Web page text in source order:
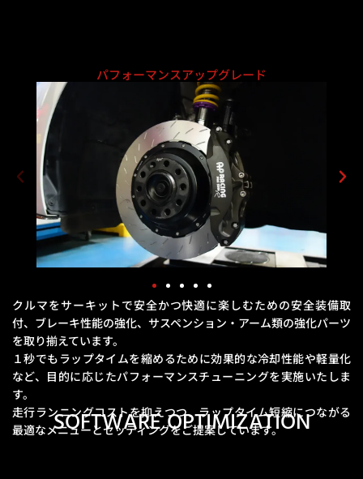
パフォーマンスアップグレード
クルマをサーキットで安全かつ快適に楽しむための安全装備取
付、ブレーキ性能の強化、 サスペンション・アーム類の強化パーツ
を取り揃えています。
１秒でもラップタイムを縮めるために効果的な冷却性能や軽量化
など、 目的に応じたパフォーマンスチューニングを実施いたしま
す。
走行ランニングコストを抑えつつ、ラップタイム短縮につながる
最適なメニューとセッティングをご提案しています。
SOFTWARE OPTIMIZATION